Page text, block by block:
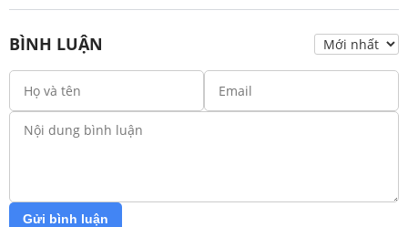
BÌNH LUẬN
Gửi bình luận